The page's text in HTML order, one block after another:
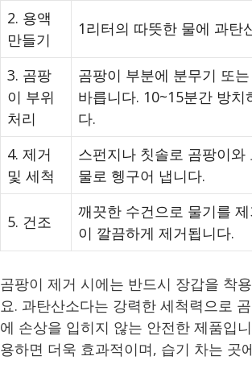
2. 용액
만들기
1리터의 따뜻한 물에 과탄
3. 곰팡
이 부위
처리
곰팡이 부분에 분무기 또
바릅니다. 10~15분간 방
다.
4. 제거
및 세척
스펀지나 칫솔로 곰팡이
물로 헹구어 냅니다.
5. 건조
깨끗한 수건으로 물기를
이 깔끔하게 제거됩니다.
곰팡이 제거 시에는 반드시 장갑을 착
요. 과탄산소다는 강력한 세척력으로
에 손상을 입히지 않는 안전한 제품입
용하면 더욱 효과적이며, 습기 차는 곳